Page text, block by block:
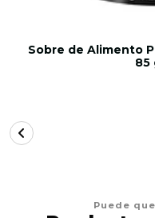
Sobre de Alimento
85
Puede